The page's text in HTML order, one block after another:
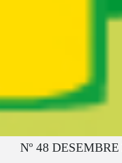
Ruta del sitio
Nº 48 DESEMBRE